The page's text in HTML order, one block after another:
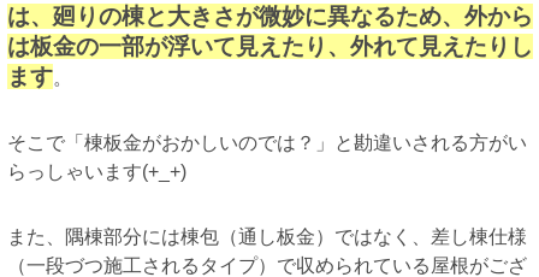
は、廻りの棟と大きさが微妙に異なるため、外から
は板金の一部が浮いて見えたり、外れて見えたりし
ます。
そこで「棟板金がおかしいのでは？」と勘違いされる方がい
らっしゃいます(+_+)
また、隅棟部分には棟包（通し板金）ではなく、差し棟仕様
（一段づつ施工されるタイプ）で収められている屋根がござ